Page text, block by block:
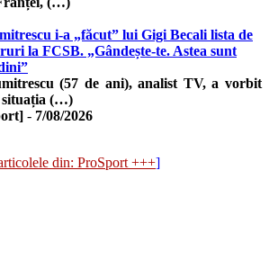
i-a „făcut” lui Gigi Becali lista de
la FCSB. „Gândește-te. Astea sunt
(57 de ani), analist TV, a vorbit
situația (…)
- 7/08/2026
din: ProSport +++]